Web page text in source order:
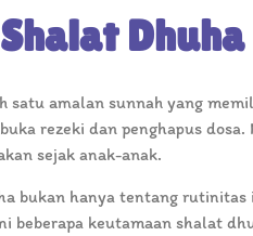
satu amalan sunnah yang
rezeki dan penghapus
sejak anak-anak.
bukan hanya tentang
beberapa keutamaan shalat